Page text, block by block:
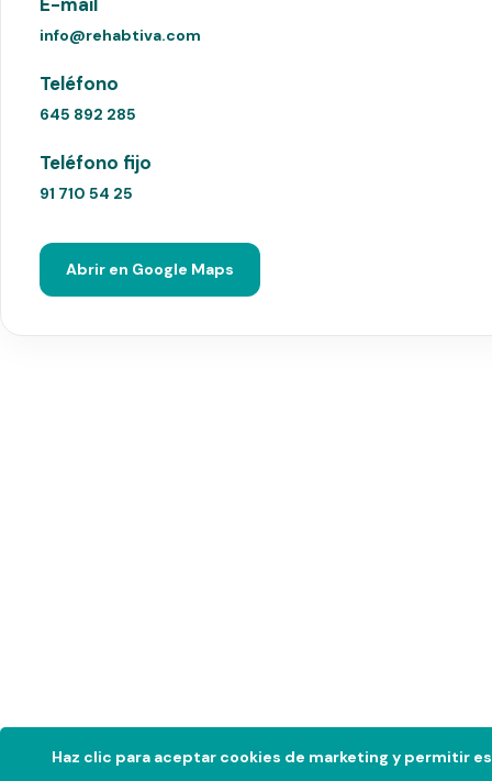
info@rehabtiva.com
Teléfono
645 892 285
Teléfono fijo
91 710 54 25
Abrir en Google Maps
Haz clic para aceptar cookies de marketing y permitir